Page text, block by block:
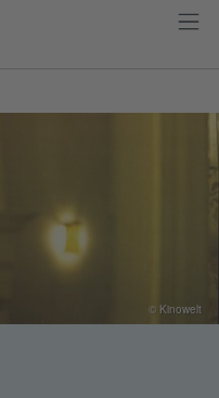
© Kinowelt